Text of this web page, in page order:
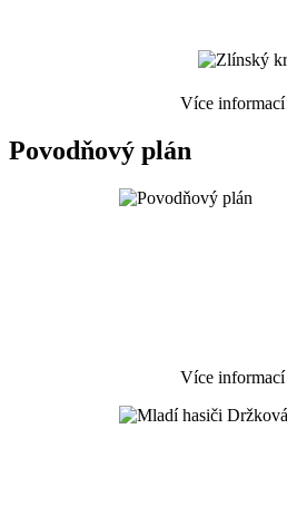
Více informací
Povodňový plán
Více informací